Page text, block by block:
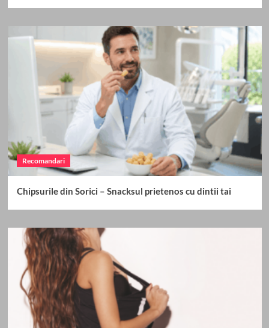
Recomandari
Chipsurile din Sorici – Snacksul prietenos cu dintii tai